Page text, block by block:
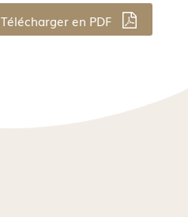
Télécharger en PDF